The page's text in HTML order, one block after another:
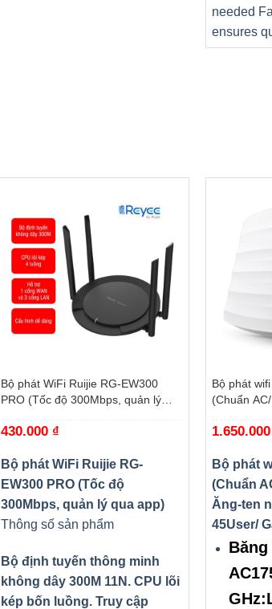
needed
ensures
Bộ phát WiFi Ruijie RG-EW300
PRO (Tốc độ 300Mbps, quản lý
430.000 ₫
Bộ phát WiFi Ruijie RG-
EW300 PRO (Tốc độ
300Mbps, quản lý qua app)
Thông số sản phẩm
Bộ định tuyến thông minh
không dây 300M 11N. CPU lõi
kép bốn luồng. Truy cập
Bộ phát
(Chuẩn
trần/tường)
Bộ phát
(Chuẩn
Ăng-ten
45User/